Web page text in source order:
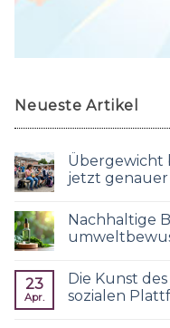
Neueste Artikel
Übergewicht
jetzt
Nachhaltige
23
Apr.
Die Kunst
sozialen